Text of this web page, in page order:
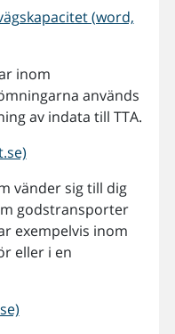
(word,
inom
används
av indata till TTA.
vänder sig till dig
godstransporter
exempelvis inom
eller i en